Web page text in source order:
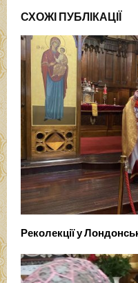
СХОЖІ ПУБЛІКАЦІЇ
Реколекції у